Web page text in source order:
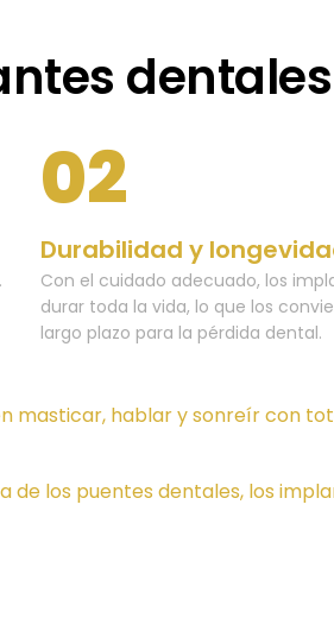
dentales
02
Durabilidad y
Con el cuidado adecuado, los
durar toda la vida, lo que los
largo plazo para la pérdida dental.
masticar, hablar y sonreír con
de los puentes dentales, los